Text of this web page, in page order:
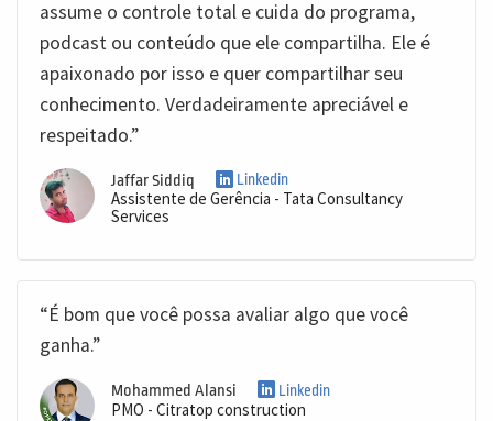
assume o controle total e cuida do programa,
podcast ou conteúdo que ele compartilha. Ele é
apaixonado por isso e quer compartilhar seu
conhecimento. Verdadeiramente apreciável e
respeitado.”
Jaffar Siddiq Linkedin
Assistente de Gerência - Tata Consultancy
Services
“É bom que você possa avaliar algo que você
ganha.”
Mohammed Alansi Linkedin
PMO - Citratop construction